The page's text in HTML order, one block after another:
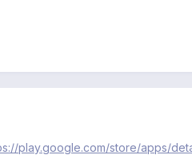
play.google.com/store/apps/